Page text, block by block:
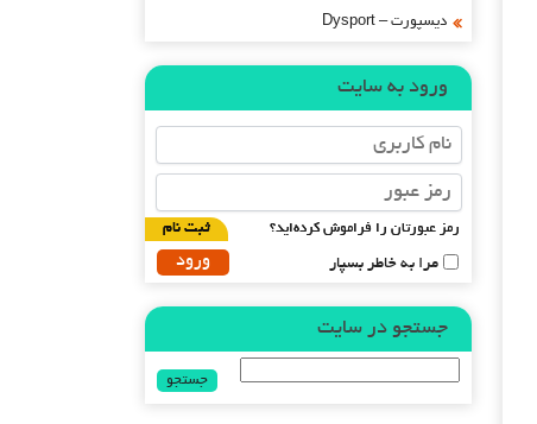
دیسپورت – Dysport
ورود به سایت
مرا به خاطر بسپار
رمز عبورتان را فراموش کرده‌اید؟ ثبت نام
جستجو در سایت
برای: